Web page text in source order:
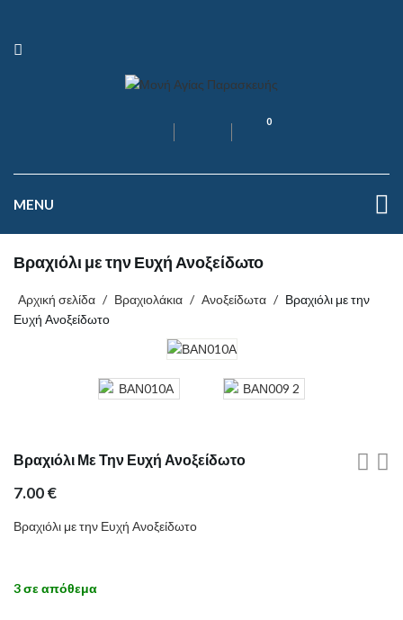
0
MENU
Βραχιόλι με την Ευχή Ανοξείδωτο
Αρχική σελίδα / Βραχιολάκια / Ανοξείδωτα / Βραχιόλι με την
Ευχή Ανοξείδωτο
Βραχιόλι Με Την Ευχή Ανοξείδωτο
7.00€
Βραχιόλι με την Ευχή Ανοξείδωτο
3 σε απόθεμα